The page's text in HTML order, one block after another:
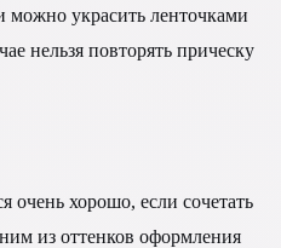
можно украсить ленточками
нельзя повторять прическу
очень хорошо, если сочетать
из оттенков оформления